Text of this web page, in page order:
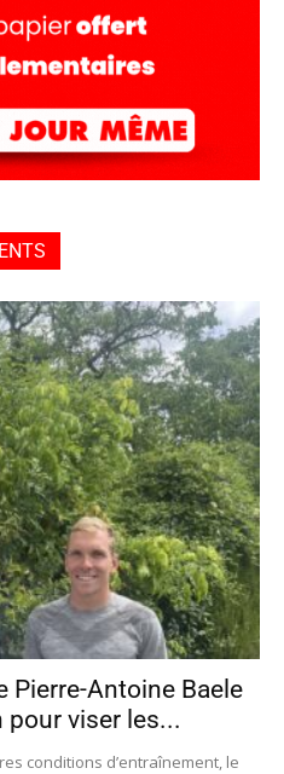
Pierre-Antoine Baele
pour viser les...
conditions d’entraînement, le